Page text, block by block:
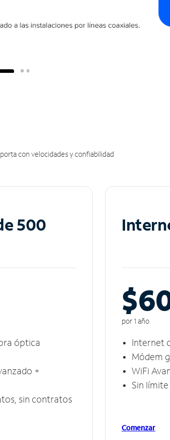
con velocidades y confiabilidad
500
óptica
+
sin contratos
por 1 año
Internet
Módem
WiFi
Sin
Comenzar